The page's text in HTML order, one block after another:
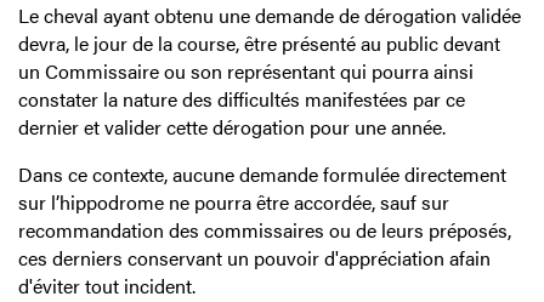
Le cheval ayant obtenu une demande de dérogation validée
devra, le jour de la course, être présenté au public devant
un Commissaire ou son représentant qui pourra ainsi
constater la nature des difficultés manifestées par ce
dernier et valider cette dérogation pour une année.
Dans ce contexte, aucune demande formulée directement
sur l’hippodrome ne pourra être accordée, sauf sur
recommandation des commissaires ou de leurs préposés,
ces derniers conservant un pouvoir d'appréciation afain
d'éviter tout incident.